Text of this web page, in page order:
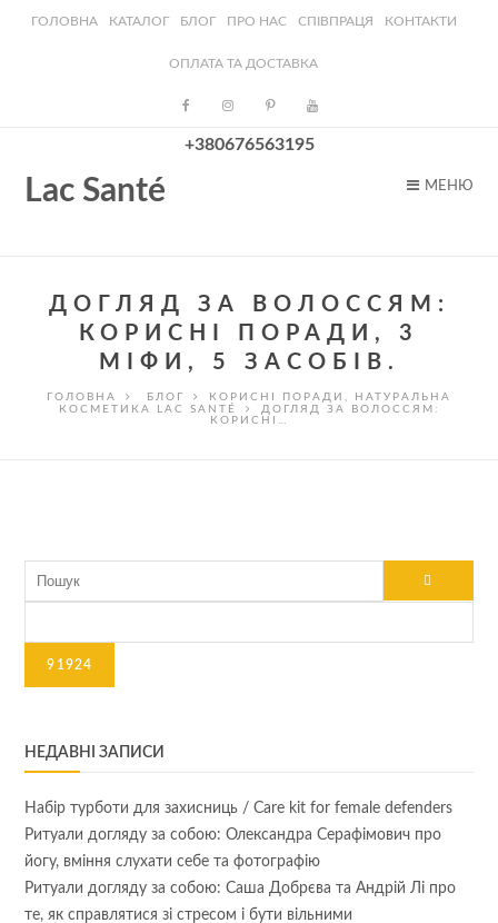
ГОЛОВНА КАТАЛОГ БЛОГ ПРО НАС СПІВПРАЦЯ КОНТАКТИ
ОПЛАТА ТА ДОСТАВКА
+380676563195
Lac Santé МЕНЮ
ДОГЛЯД ЗА ВОЛОССЯМ:
КОРИСНІ ПОРАДИ, 3
МІФИ, 5 ЗАСОБІВ.
ГОЛОВНА БЛОГ КОРИСНІ ПОРАДИ ,
НАТУРАЛЬНА
КОСМЕТИКА LAC SANTÉ
ДОГЛЯД ЗА ВОЛОССЯМ:
КОРИСНІ…
НЕДАВНІ ЗАПИСИ
Набір турботи для захисниць / Care kit for female defenders
Ритуали догляду за собою: Олександра Серафімович про
йогу, вміння слухати себе та фотографію
Ритуали догляду за собою: Саша Добрєва та Андрій Лі про
те, як справлятися зі стресом і бути вільними